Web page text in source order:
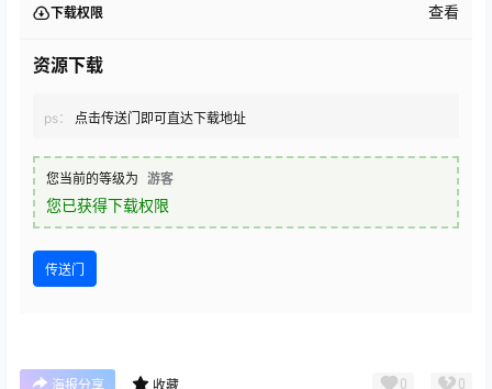
下载权限 查看
资源下载
ps： 点击传送门即可直达下载地址
您当前的等级为 游客
您已获得下载权限
传送门
海报分享 收藏 0 0